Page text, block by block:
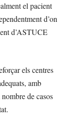
el pacient
d’on
d’ASTUCE
els centres
amb
de casos